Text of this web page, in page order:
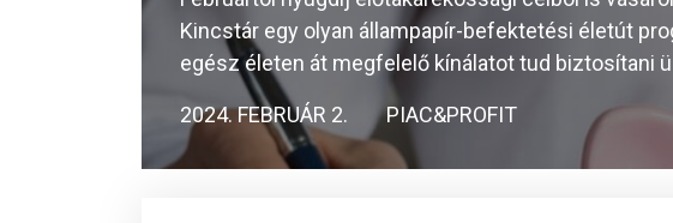
Kincstár egy olyan állampapír-befektetési életút
egész életen át megfelelő kínálatot tud biztosítani
2024. FEBRUÁR 2. PIAC&PROFIT